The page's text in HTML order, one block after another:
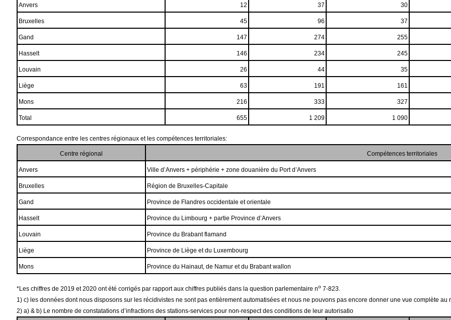
Anvers 12 37 30
Bruxelles 45 96 37
Gand 147 274 255
Hasselt 146 234 245
Louvain 26 44 35
Liège 63 191 161
Mons 216 333 327
Total 655 1 209 1 090
Correspondance entre les centres régionaux et les compétences territoriales:
Centre régional Compétences territoriales
Anvers Ville d’Anvers + périphérie + zone douanière du Port d’Anvers
Bruxelles Région de Bruxelles-Capitale
Gand Province de Flandres occidentale et orientale
Hasselt Province du Limbourg + partie Province d’Anvers
Louvain Province du Brabant flamand
Liège Province de Liège et du Luxembourg
Mons Province du Hainaut, de Namur et du Brabant wallon
*Les chiffres de 2019 et 2020 ont été corrigés par rapport aux chiffres publiés dans la question parlementaire no 7-823.
1) c) les données dont nous disposons sur les récidivistes ne sont pas entièrement automatisées et nous ne pouvons pas encore donner une vue complète au
2) a) & b) Le nombre de constatations d’infractions des stations-services pour non-respect des conditions de leur autorisatio